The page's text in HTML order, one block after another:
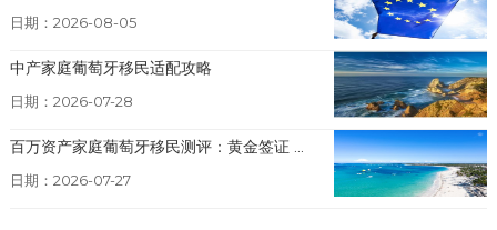
日期：2026-08-05
中产家庭葡萄牙移民适配攻略
日期：2026-07-28
百万资产家庭葡萄牙移民测评：黄金签证 ...
日期：2026-07-27